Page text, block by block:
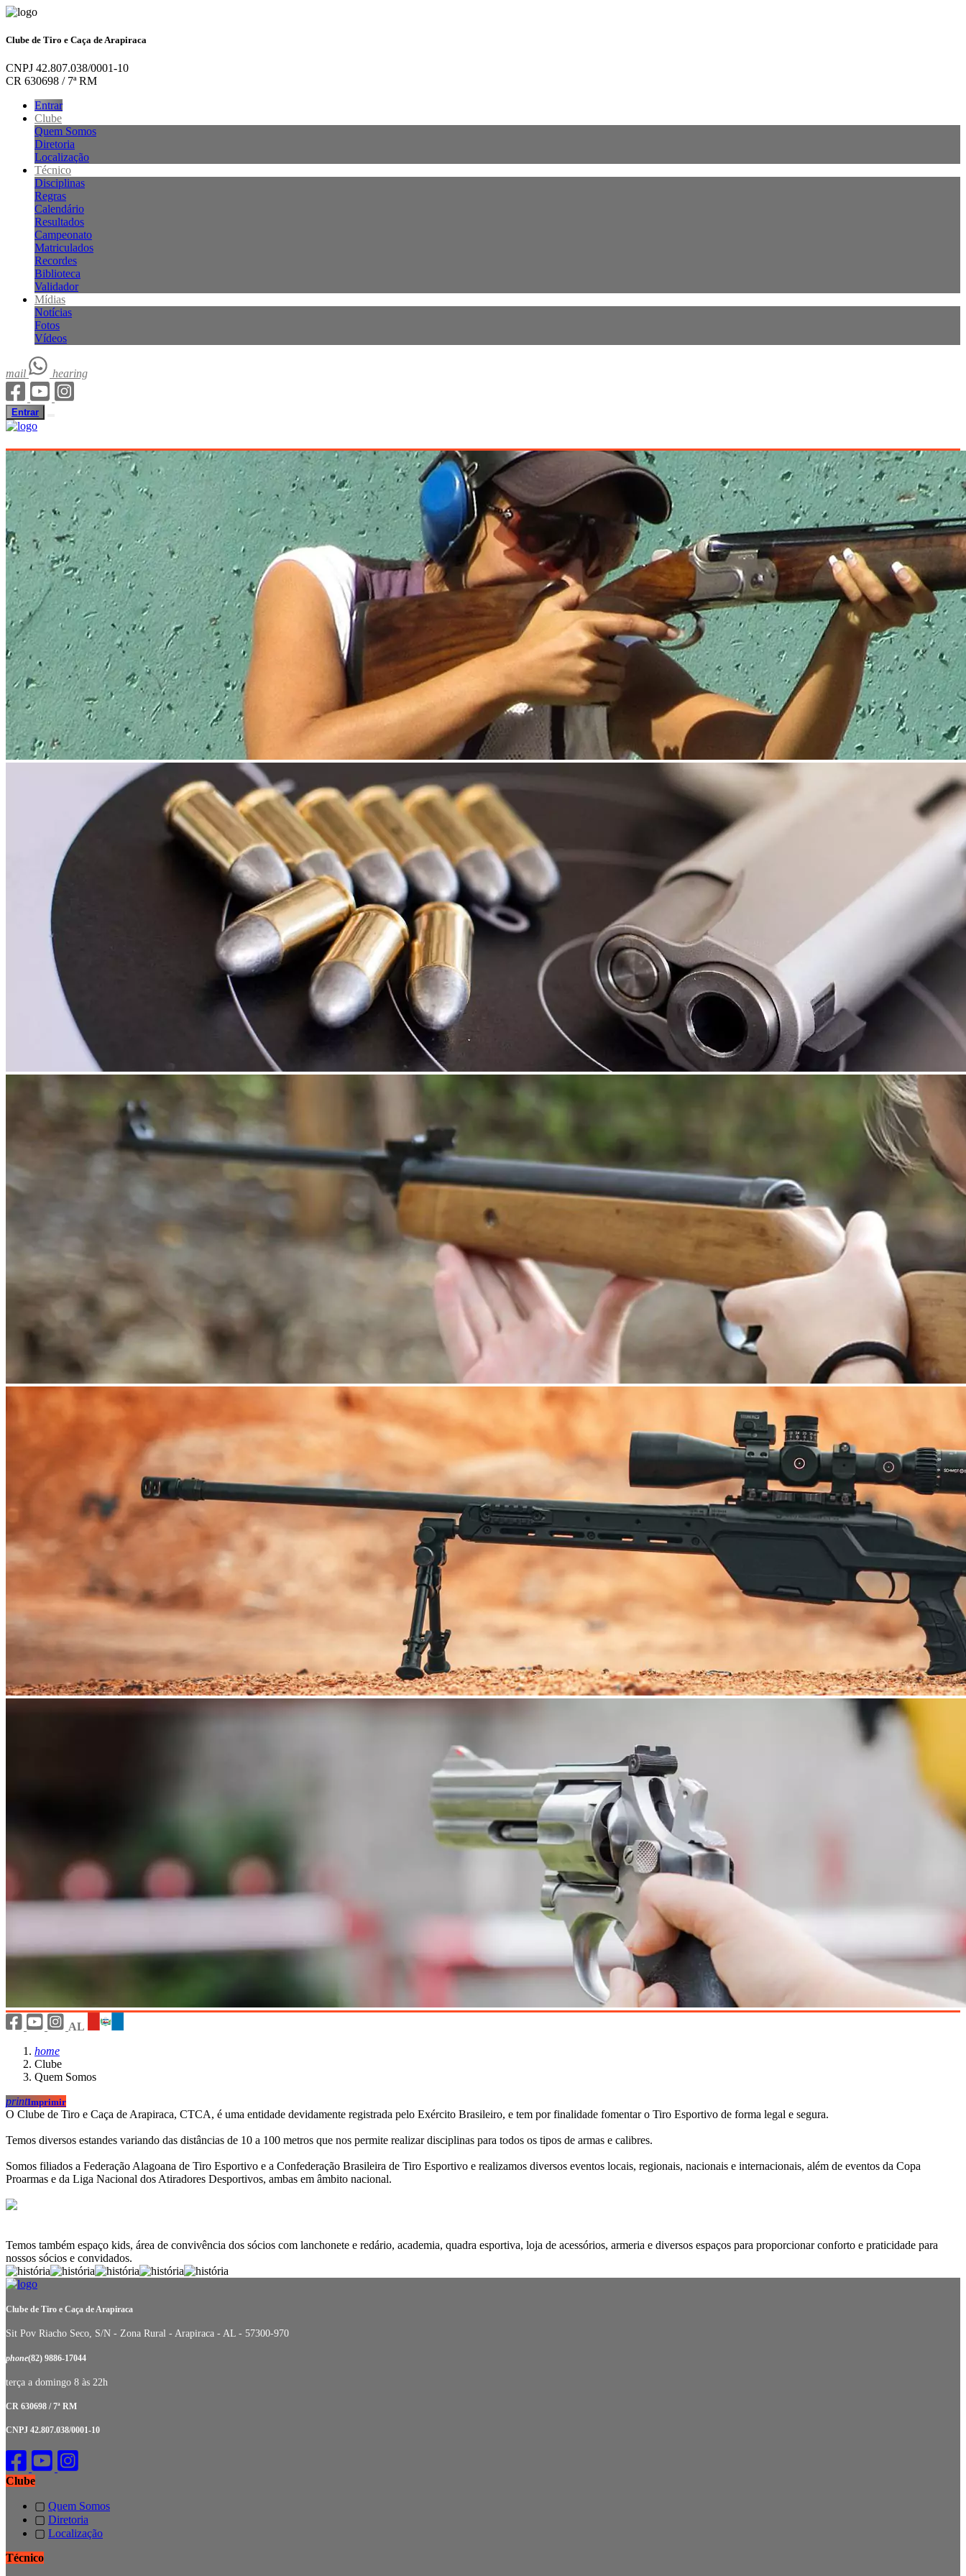
Clube de Tiro e Caça de Arapiraca
CNPJ 42.807.038/0001-10
CR 630698 / 7ª RM
Entrar
Clube
Quem Somos
Diretoria
Localização
Técnico
Disciplinas
Regras
Calendário
Resultados
Campeonato
Matriculados
Recordes
Biblioteca
Validador
Mídias
Notícias
Fotos
Vídeos
mail hearing
Entrar
AL
home
Clube
Quem Somos
printImprimir
O Clube de Tiro e Caça de Arapiraca, CTCA, é uma entidade devidamente registrada pelo Exército Brasileiro, e tem por finalidade fomentar o Tiro Esportivo de forma legal e segura.
Temos diversos estandes variando das distâncias de 10 a 100 metros que nos permite realizar disciplinas para todos os tipos de armas e calibres.
Somos filiados a Federação Alagoana de Tiro Esportivo e a Confederação Brasileira de Tiro Esportivo e realizamos diversos eventos locais, regionais, nacionais e internacionais, além de eventos da Copa
Proarmas e da Liga Nacional dos Atiradores Desportivos, ambas em âmbito nacional.
Temos também espaço kids, área de convivência dos sócios com lanchonete e redário, academia, quadra esportiva, loja de acessórios, armeria e diversos espaços para proporcionar conforto e praticidade para
nossos sócios e convidados.
Clube de Tiro e Caça de Arapiraca
Sit Pov Riacho Seco, S/N - Zona Rural - Arapiraca - AL - 57300-970
phone(82) 9886-17044
terça a domingo 8 às 22h
CR 630698 / 7ª RM
CNPJ 42.807.038/0001-10
Clube
▢ Quem Somos
▢ Diretoria
▢ Localização
Técnico